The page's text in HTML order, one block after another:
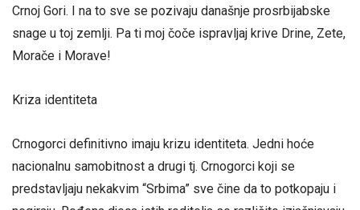
Crnoj Gori. I na to sve se pozivaju današnje prosrbijabske
snage u toj zemlji. Pa ti moj čoče ispravljaj krive Drine, Zete,
Morače i Morave!
Kriza identiteta
Crnogorci definitivno imaju krizu identiteta. Jedni hoće
nacionalnu samobitnost a drugi tj. Crnogorci koji se
predstavljaju nekakvim “Srbima” sve čine da to potkopaju i